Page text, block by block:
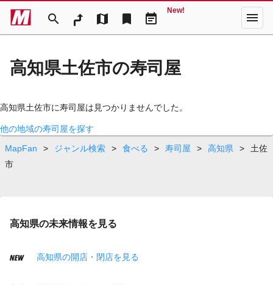
search map bookmark event_note
New! menu
高知県土佐市の寿司屋
高知県土佐市に寿司屋は見つかりませんでした。
他の地域の寿司屋を探す
MapFan
> ジャンル検索 > 食べる > 寿司屋 > 高知県 >
土佐
市
高知県の未来情報を見る
高知県の開店・閉店を見る